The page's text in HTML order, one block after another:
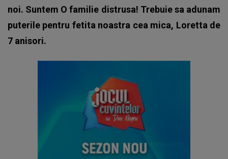
noi. Suntem O familie distrusa! Trebuie sa adunam
puterile pentru fetita noastra cea mica, Loretta de
7 anisori.